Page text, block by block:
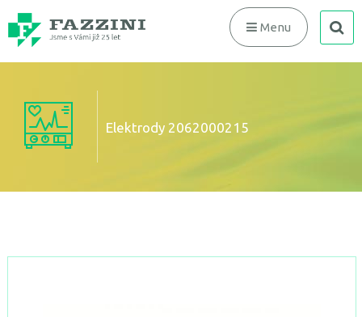
Menu
Elektrody 2062000215